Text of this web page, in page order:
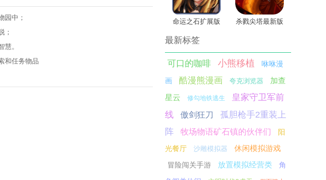
园中；
；
。
和任务物品
命运之石扩展版 杀戮尖塔最新版
最新标签
可口的咖啡 小熊移植 咻咻漫
画 酷漫熊漫画 夸克浏览器 加查
星云 修勾地铁逃生
皇家守卫军前
线
傲剑狂刀
孤胆枪手2重装上
阵
牧场物语矿石镇的伙伴们
阳
光餐厅
沙雕模拟器
休闲模拟游戏
冒险闯关手游
放置模拟经营类
角